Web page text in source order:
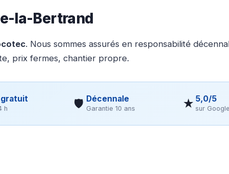
la-Bertrand
. Nous sommes assurés en responsabilité
prix fermes, chantier propre.
gratuit
h 🛡 Décennale
Garantie 10 ans ★ 5,0/5
sur Google